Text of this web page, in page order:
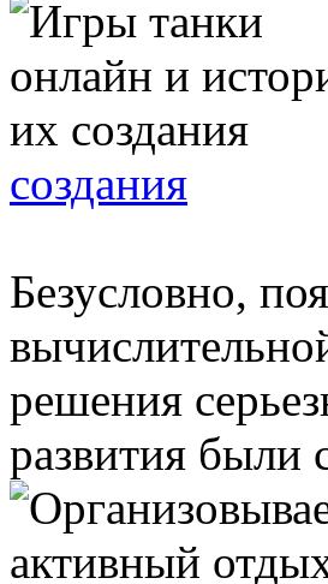
создания
Безусловно,
решения
развития были